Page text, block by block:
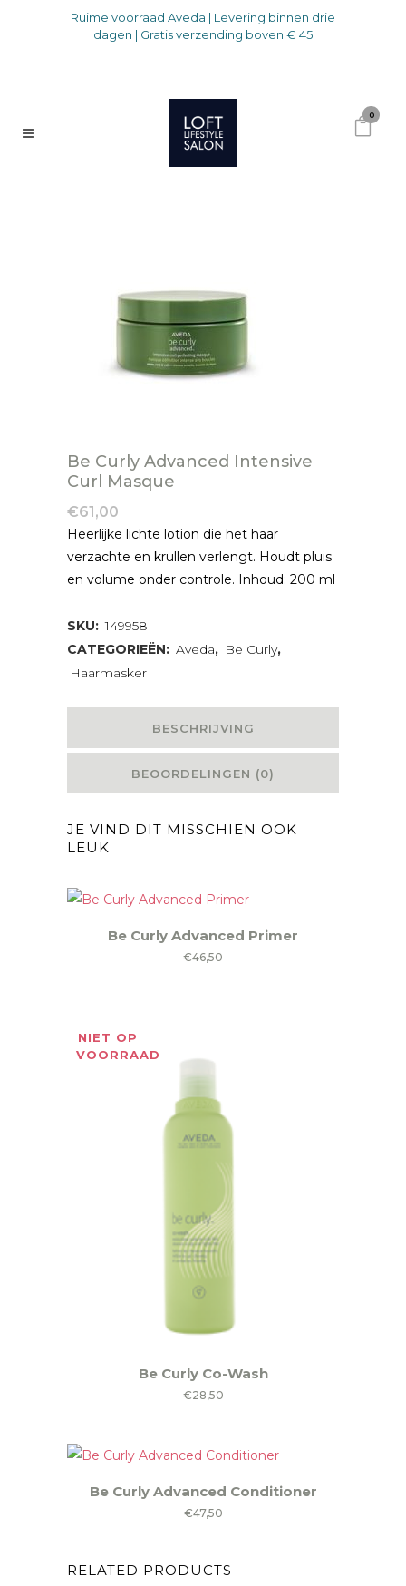
Ruime voorraad Aveda | Levering binnen drie
dagen | Gratis verzending boven € 45
0
Be Curly Advanced Intensive
Curl Masque
€61,00
Heerlijke lichte lotion die het haar
verzachte en krullen verlengt. Houdt pluis
en volume onder controle. Inhoud: 200 ml
SKU: 149958
CATEGORIEËN: Aveda, Be Curly,
Haarmasker
BESCHRIJVING
BEOORDELINGEN (0)
JE VIND DIT MISSCHIEN OOK
LEUK
Be Curly Advanced Primer
€46,50
NIET OP
VOORRAAD
Be Curly Co-Wash
€28,50
Be Curly Advanced Conditioner
€47,50
RELATED PRODUCTS